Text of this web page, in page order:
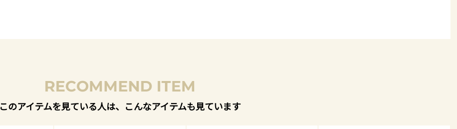
RECOMMEND ITEM
このアイテムを見ている人は、こんなアイテムも見ています